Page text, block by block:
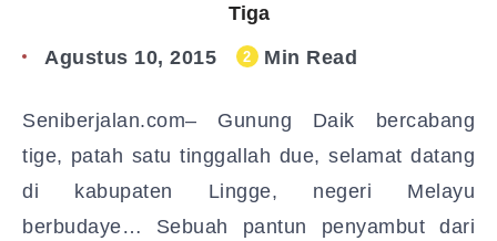
Tiga
Agustus 10, 2015 2 Min Read
Seniberjalan.com– Gunung Daik bercabang
tige, patah satu tinggallah due, selamat datang
di kabupaten Lingge, negeri Melayu
berbudaye… Sebuah pantun penyambut dari